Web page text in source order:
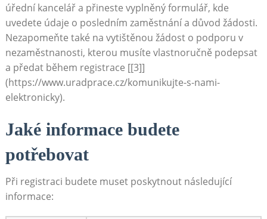
úřední kancelář a přineste vyplněný formulář, kde
uvedete údaje o posledním zaměstnání a důvod žádosti.
Nezapomeňte také na vytištěnou žádost o podporu v
nezaměstnanosti, kterou musíte vlastnoručně podepsat
a předat během registrace [[3]]
(https://www.uradprace.cz/komunikujte-s-nami-
elektronicky).
Jaké informace budete
potřebovat
Při registraci budete muset poskytnout následující
informace: